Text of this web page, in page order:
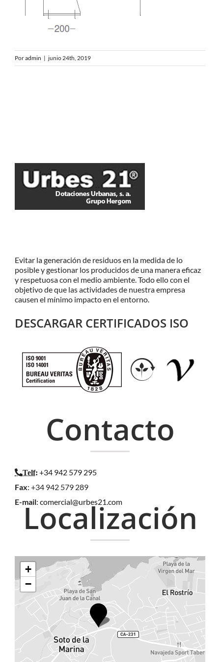
Poradmin | junio 24th, 2019
Evitar la generación de residuos en la medida de lo
posible y gestionar los producidos de una manera eficaz
y respetuosa con el medio ambiente. Todo ello con el
objetivo de que las actividades de nuestra empresa
causen el mínimo impacto en el entorno.
DESCARGAR CERTIFICADOS ISO
Localización
+
−
Contacto
Telf: +34 942 579 295
Fax: +34 942 579 289
E-mail: comercial@urbes21.com